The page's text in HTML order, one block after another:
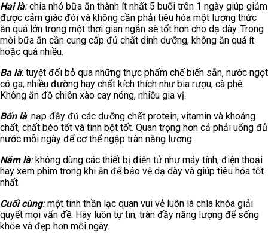
Hai là:chia nhỏ bữa ăn thành ít nhất 5 buổi trên 1 ngày giúp giảm
được cảm giác đói và không cần phải tiêu hóa một lượng thức
ăn quá lớn trong một thơi gian ngắn sẽ tốt hơn cho dạ dày. Trong
mỗi bữa ăn cần cung cấp đủ chất dinh dưỡng, không ăn quá ít
hoặc quá nhiều.
Ba là: tuyệt đối bỏ qua những thực phấm chế biến sẵn, nước ngọt
có ga, nhiều đường hay chất kích thích như bia rượu, cà phê.
Không ăn đồ chiên xào cay nóng, nhiều gia vị.
Bốn là: nạp đầy đủ các dưỡng chất protein, vitamin và khoáng
chất, chất béo tốt và tinh bột tốt. Quan trọng hơn cả phải uống đủ
nước mỗi ngày để cơ thể ngập tràn năng lượng.
Năm là:không dùng các thiết bị điện tử như máy tính, điện thoại
hay xem phim trong khi ăn để bảo vệ dạ dày và giúp tiêu hóa tốt
nhất.
Cuối cùng:một tinh thần lạc quan vui vẻ luôn là chìa khóa giải
quyết mọi vấn đề. Hãy luôn tự tin, tràn đầy năng lượng để sống
khỏe và đẹp hơn mỗi ngày.